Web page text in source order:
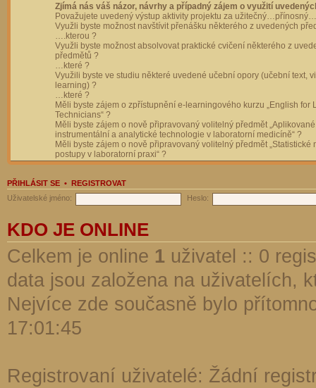
Zjímá nás váš názor, návrhy a případný zájem o využití
Považujete uvedený výstup aktivity projektu za
Využli byste možnost navštívit přenášku některého z uvedených
….kterou ?
Využli byste možnost absolvovat praktické cvičení některého z
předmětů ?
…které ?
Využili byste ve studiu některé uvedené učební opory (učební text,
learning) ?
…které ?
Měli byste zájem o zpřístupnění e-learningového kurzu „English for
Technicians“ ?
Měli byste zájem o nově připravovaný volitelný předmět „Aplikované
instrumentální a analytické technologie v laboratorní medicíně“ ?
Měli byste zájem o nově připravovaný volitelný předmět „Statistické
postupy v laboratorní praxi“ ?
PŘIHLÁSIT SE • REGISTROVAT
Uživatelské jméno:
Heslo:
KDO JE ONLINE
Celkem je online 1 uživatel :: 0
data jsou založena na uživatelích,
Nejvíce zde současně bylo
17:01:45
Registrovaní uživatelé: Žádní